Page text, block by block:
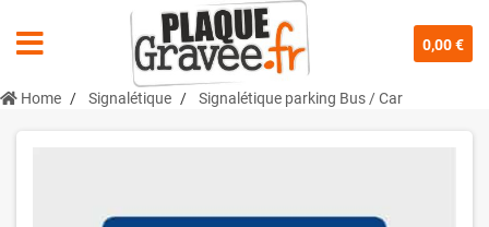
0,00 €
Home Signalétique Signalétique parking Bus / Car